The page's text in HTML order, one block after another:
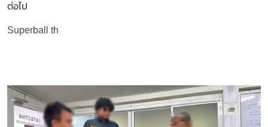
ต่อไป
Superball th